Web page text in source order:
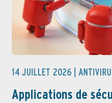
14 JUILLET 2026 |
Applications de